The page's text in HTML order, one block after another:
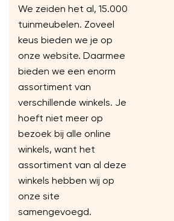
We zeiden het al, 15.000
tuinmeubelen. Zoveel
keus bieden we je op
onze website. Daarmee
bieden we een enorm
assortiment van
verschillende winkels. Je
hoeft niet meer op
bezoek bij alle online
winkels, want het
assortiment van al deze
winkels hebben wij op
onze site
samengevoegd.